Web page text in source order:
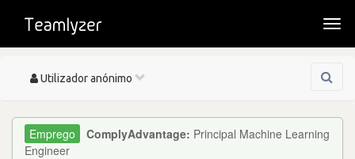
Toggle
Utilizador anónimo
ComplyAdvantage: Principal Machine Learning
Engineer